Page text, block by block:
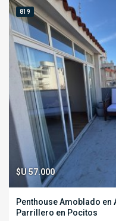
819
$U 57.000
Penthouse Amoblado
Parrillero en Pocitos